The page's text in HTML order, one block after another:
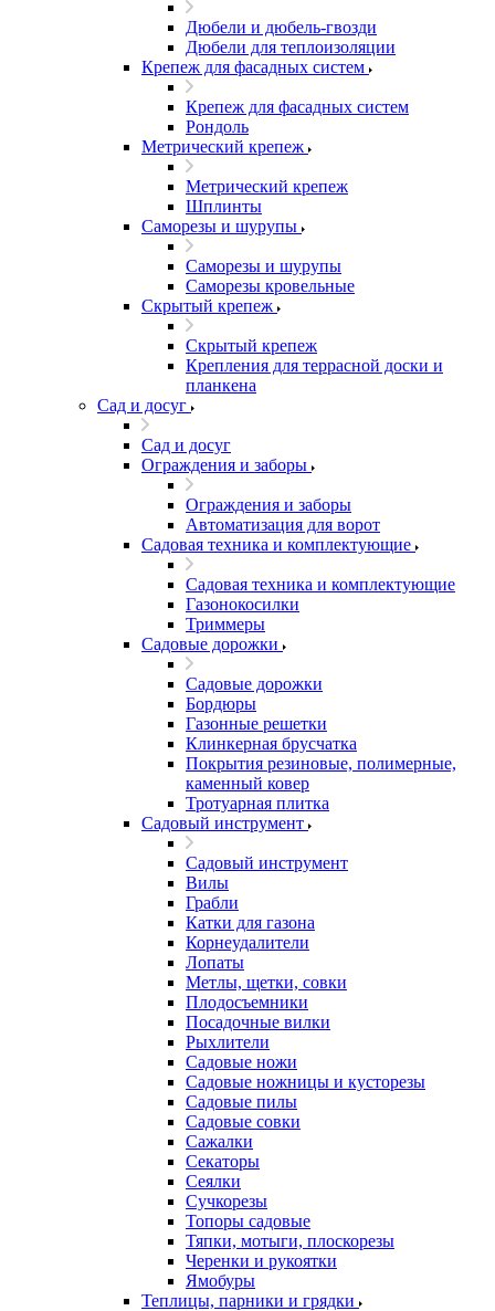
Дюбели и дюбель-гвозди
Дюбели для теплоизоляции
Крепеж для фасадных систем
Крепеж для фасадных систем
Рондоль
Метрический крепеж
Метрический крепеж
Шплинты
Саморезы и шурупы
Саморезы и шурупы
Саморезы кровельные
Скрытый крепеж
Скрытый крепеж
Крепления для террасной доски и
планкена
Сад и досуг
Сад и досуг
Ограждения и заборы
Ограждения и заборы
Автоматизация для ворот
Садовая техника и комплектующие
Садовая техника и комплектующие
Газонокосилки
Триммеры
Садовые дорожки
Садовые дорожки
Бордюры
Газонные решетки
Клинкерная брусчатка
Покрытия резиновые, полимерные,
каменный ковер
Тротуарная плитка
Садовый инструмент
Садовый инструмент
Вилы
Грабли
Катки для газона
Корнеудалители
Лопаты
Метлы, щетки, совки
Плодосъемники
Посадочные вилки
Рыхлители
Садовые ножи
Садовые ножницы и кусторезы
Садовые пилы
Садовые совки
Сажалки
Секаторы
Сеялки
Сучкорезы
Топоры садовые
Тяпки, мотыги, плоскорезы
Черенки и рукоятки
Ямобуры
Теплицы, парники и грядки